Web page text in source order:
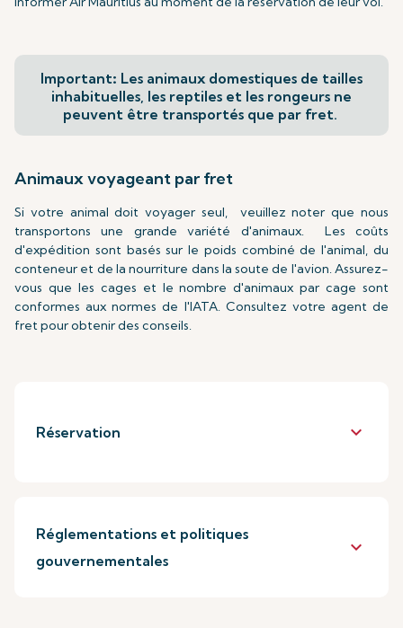
Important: Les animaux domestiques de tailles
inhabituelles, les reptiles et les rongeurs ne
peuvent être transportés que par fret.
Animaux voyageant par fret
Si votre animal doit voyager seul, veuillez noter que nous
transportons une grande variété d'animaux. Les coûts
d'expédition sont basés sur le poids combiné de l'animal, du
conteneur et de la nourriture dans la soute de l'avion. Assurez-
vous que les cages et le nombre d'animaux par cage sont
conformes aux normes de l'IATA. Consultez votre agent de
fret pour obtenir des conseils.
Réservation keyboard_arrow_down
Réglementations et politiques
gouvernementales
keyboard_arrow_down